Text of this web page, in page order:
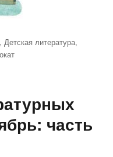
,Детская литература,
часть